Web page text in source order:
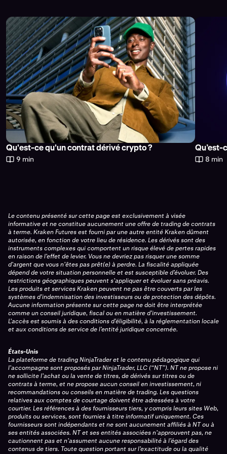
trading de contrats à terme et comprendre ce qui place
Kraken dans une catégorie à part, lisez notre article sur
Les meilleures plateformes de trading de contrats à
terme sur crypto-monnaies
Qu'est-ce qu'un contrat dérivé crypto ?
9 min
Qu’est-
8 min
Le contenu présenté sur cette page est exclusivement à visée
informative et ne constitue aucunement une offre de trading de contrats
à terme. Kraken Futures est fourni par une autre entité Kraken dûment
autorisée, en fonction de votre lieu de résidence. Les dérivés sont des
instruments complexes qui comportent un risque élevé de pertes rapides
en raison de l’effet de levier. Vous ne devriez pas risquer une somme
d’argent que vous n’êtes pas prêt(e) à perdre. La fiscalité appliquée
dépend de votre situation personnelle et est susceptible d’évoluer. Des
restrictions géographiques peuvent s’appliquer et évoluer sans préavis.
Les produits et services Kraken peuvent ne pas être couverts par les
systèmes d’indemnisation des investisseurs ou de protection des dépôts.
Aucune information présente sur cette page ne doit être interprétée
comme un conseil juridique, fiscal ou en matière d’investissement.
L’accès est soumis à des conditions d’éligibilité, à la réglementation locale
et aux conditions de service de l’entité juridique concernée.
États-Unis
La plateforme de trading NinjaTrader et le contenu pédagogique qui
l’accompagne sont proposés par NinjaTrader, LLC (“NT”). NT ne propose ni
ne sollicite l’achat ou la vente de titres, de dérivés sur titres ou de
contrats à terme, et ne propose aucun conseil en investissement, ni
recommandations ou conseils en matière de trading. Les questions
relatives aux comptes de courtage doivent être adressées à votre
courtier. Les références à des fournisseurs tiers, y compris leurs sites Web,
produits ou services, sont fournies à titre informatif uniquement. Ces
fournisseurs sont indépendants et ne sont aucunement affiliés à NT ou à
ses entités associées. NT et ses entités associées n’approuvent pas, ne
cautionnent pas et n’assument aucune responsabilité à l’égard des
contenus de tiers. Toute question portant sur l’exactitude ou la qualité